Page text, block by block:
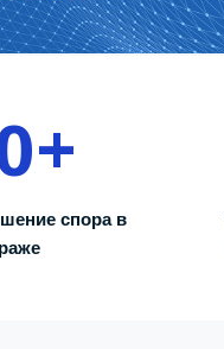
+
спора в